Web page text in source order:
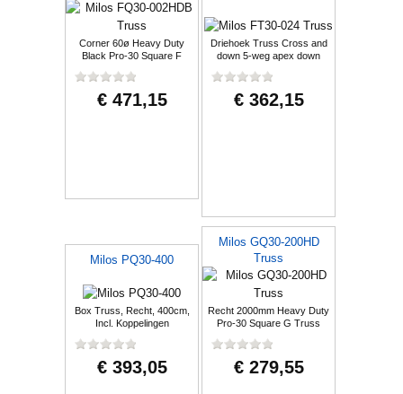
Corner 60ø Heavy Duty
Black Pro-30 Square F
€ 471,15
Driehoek Truss Cross and
down 5-weg apex down
€ 362,15
Milos PQ30-400
Box Truss, Recht, 400cm,
Incl. Koppelingen
€ 393,05
Milos GQ30-200HD
Truss
Recht 2000mm Heavy Duty
Pro-30 Square G Truss
€ 279,55